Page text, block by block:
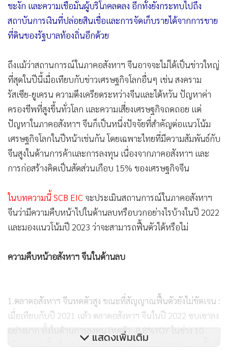
ชะงัก และความเชื่อมั่นผู้บริโภคลดลง อีกทั้งยังกระทบไปถึง
สถาบันการเงินที่ปล่อยสินเชื่อและการจัดเก็บรายได้จากการขาย
ที่ดินของรัฐบาลท้องถิ่นอีกด้วย
ถึงแม้ว่าสถานการณ์ในภาคอสังหาฯ จีนอาจจะไม่ได้เป็นข่าวใหญ่
ที่สุดในปีนี้เมื่อเทียบกับข่าวเศรษฐกิจโลกอื่นๆ เช่น สงคราม
รัสเซีย-ยูเครน ความตึงเครียดระหว่างจีนและไต้หวัน ปัญหาค่า
ครองชีพที่สูงขึ้นทั่วโลก และความเสี่ยงเศรษฐกิจถดถอย แต่
ปัญหาในภาคอสังหาฯ จีนก็เป็นหนึ่งปัจจัยที่สำคัญต่อแนวโน้ม
เศรษฐกิจโลกในปีหน้าเช่นกัน โดยเฉพาะไทยที่มีความสัมพันธ์กับ
จีนสูงในด้านการค้าและการลงทุน เนื่องจากภาคอสังหาฯ และ
การก่อสร้างคิดเป็นสัดส่วนเกือบ 15% ของเศรษฐกิจจีน
ในบทความนี้ SCB EIC จะประเมินสถานการณ์ในภาคอสังหาฯ
จีนว่ามีความคืบหน้าไปในด้านลบหรือบวกอย่างไรบ้างในปี 2022
และมองแนวโน้มปี 2023 ว่าจะสามารถฟื้นตัวได้หรือไม่
ความคืบหน้าอสังหาฯ จีนในด้านลบ
1.ตลาดอสังหาฯ จีนหดตัวสูง ขณะที่สัญญาณฟื้นตัวยังไม่ชัดเจน :
เมื่อเทียบกับปี 2021 แล้ว ตลาดอสังหาฯ จีนในปี 2022 ซบเซาลง
อย่างมาก ทั้งในด้านการลงทุน (หดตัว -8.8%YOY ในช่วง 10
เดือนแรก) พื้นที่การก่อสร้างใหม่ (หดตัว -37.8%YOY) และพื้นที่
แสดงเพิ่มเติม